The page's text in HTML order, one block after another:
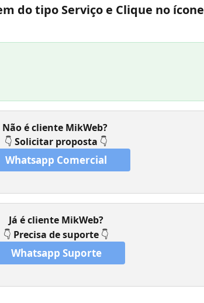
do tipo Serviço e Clique no ícone
Não é cliente MikWeb?
👇 Solicitar proposta 👇
Whatsapp Comercial
Já é cliente MikWeb?
👇 Precisa de suporte 👇
Whatsapp Suporte